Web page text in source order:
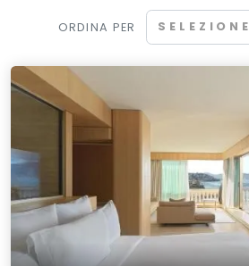
ORDINA PER SELEZIONE